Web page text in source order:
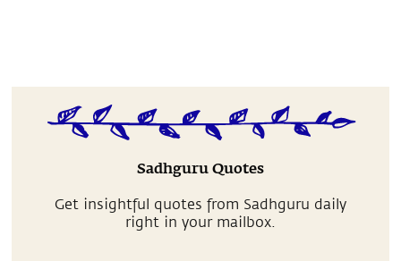
Sadhguru Quotes
Get insightful quotes from Sadhguru daily
right in your mailbox.